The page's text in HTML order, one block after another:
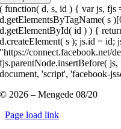
( function( d, s, id ) { var js, fjs
d.getElementsByTagName( s
d.getElementById( id ) ) {
d.createElement( s ); js.id = id;
"https://connect.facebook.net/
fjs.parentNode.insertBefore(
document, 'script', 'facebook-
© 2026 – Mengede 08/20
Page load link